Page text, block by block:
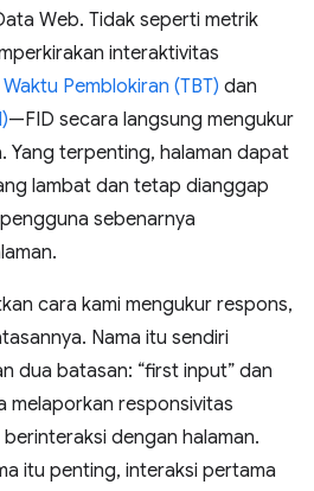
Web. Tidak seperti metrik
interaktivitas
Pemblokiran (TBT) dan
—FID secara langsung mengukur
Yang terpenting, halaman dapat
lambat dan tetap dianggap
sebenarnya
cara kami mengukur respons,
Nama itu sendiri
dua batasan: “first input” dan
melaporkan responsivitas
dengan halaman.
itu penting, interaksi pertama